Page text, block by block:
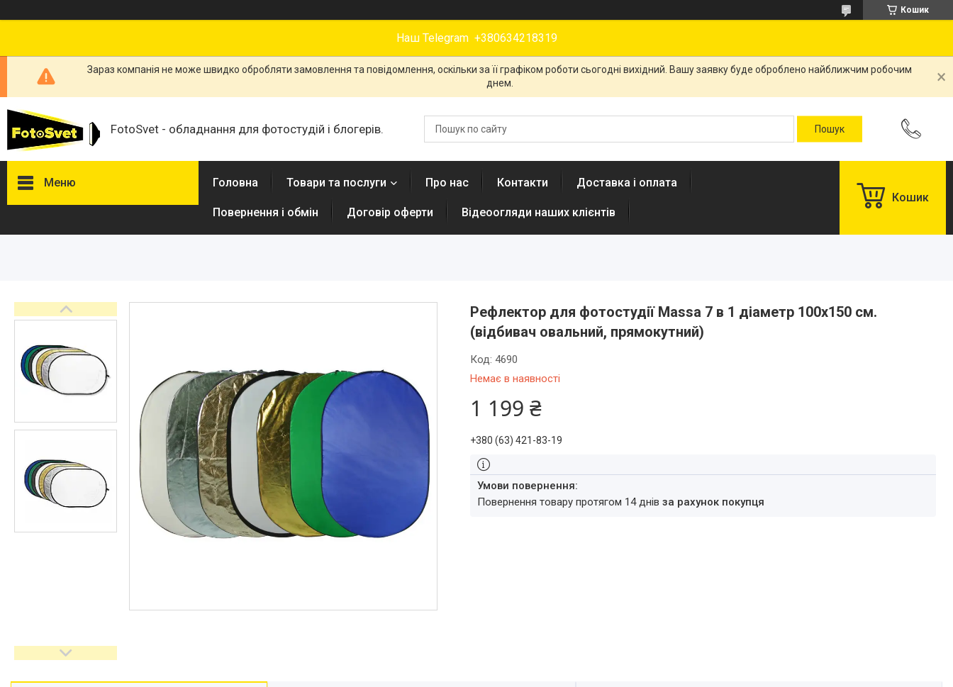
Кошик
Наш Telegram +380634218319
Зараз компанія не може швидко обробляти замовлення та повідомлення, оскільки за її графіком роботи сьогодні вихідний. Вашу заявку буде оброблено найближчим робочим
днем.
FotoSvet - обладнання для фотостудій і блогерів.
Меню
Студійні парасольки
Лампи для постійного та
імпульсного світла
Набори постійного світла для
Набори імпульсного світла
Фото відбивачі, тримачі для
Поворотні столики
Все для предметної зйомки
Лайтбокси, фотобокси
Кільцеві лампи, товари для
Стедіками, стабілізатори
Моноподи
Головна Товари та послуги Про нас Контакти Доставка і оплата
Повернення і обмін Договір оферти Відеоогляди наших клієнтів
Кошик
Рефлектор для фотостудії Massa 7 в 1 діаметр 100х150 см.
(відбивач овальний, прямокутний)
Немає в наявності
Код: 4690
1 199 ₴
+380 (63) 421-83-19
повернення товару протягом 14 днів за рахунок покупця